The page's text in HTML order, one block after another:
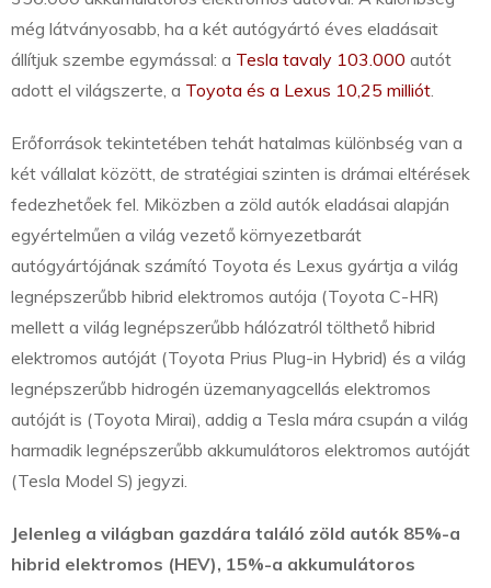
még látványosabb, ha a két autógyártó éves eladásait
állítjuk szembe egymással: a Tesla tavaly 103.000 autót
adott el világszerte, a Toyota és a Lexus 10,25 milliót.
Erőforrások tekintetében tehát hatalmas különbség van a
két vállalat között, de stratégiai szinten is drámai eltérések
fedezhetőek fel. Miközben a zöld autók eladásai alapján
egyértelműen a világ vezető környezetbarát
autógyártójának számító Toyota és Lexus gyártja a világ
legnépszerűbb hibrid elektromos autója (Toyota C-HR)
mellett a világ legnépszerűbb hálózatról tölthető hibrid
elektromos autóját (Toyota Prius Plug-in Hybrid) és a világ
legnépszerűbb hidrogén üzemanyagcellás elektromos
autóját is (Toyota Mirai), addig a Tesla mára csupán a világ
harmadik legnépszerűbb akkumulátoros elektromos autóját
(Tesla Model S) jegyzi.
Jelenleg a világban gazdára találó zöld autók 85%-a
hibrid elektromos (HEV), 15%-a akkumulátoros